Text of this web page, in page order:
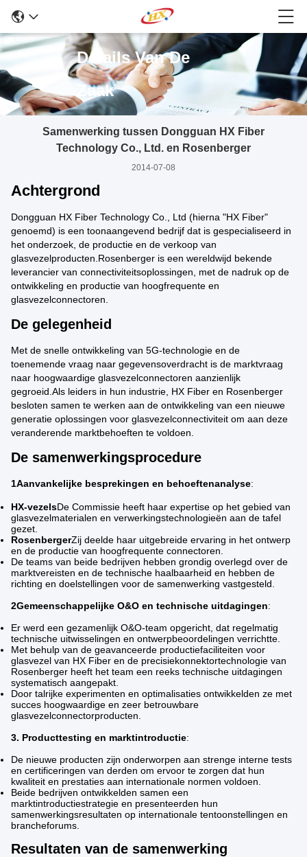
Details Van De
Zaak
Samenwerking tussen Dongguan HX Fiber
Technology Co., Ltd. en Rosenberger
2014-07-08
Achtergrond
Dongguan HX Fiber Technology Co., Ltd (hierna "HX Fiber"
genoemd) is een toonaangevend bedrijf dat is gespecialiseerd in
het onderzoek, de productie en de verkoop van
glasvezelproducten.Rosenberger is een wereldwijd bekende
leverancier van connectiviteitsoplossingen, met de nadruk op de
ontwikkeling en productie van hoogfrequente en
glasvezelconnectoren.
De gelegenheid
Met de snelle ontwikkeling van 5G-technologie en de
toenemende vraag naar gegevensoverdracht is de marktvraag
naar hoogwaardige glasvezelconnectoren aanzienlijk
gegroeid.Als leiders in hun industrie, HX Fiber en Rosenberger
besloten samen te werken aan de ontwikkeling van een nieuwe
generatie oplossingen voor glasvezelconnectiviteit om aan deze
veranderende marktbehoeften te voldoen.
De samenwerkingsprocedure
1Aanvankelijke besprekingen en behoeftenanalyse:
HX-vezelsDe Commissie heeft haar expertise op het gebied van
glasvezelmaterialen en verwerkingstechnologieën aan de tafel
gezet.
RosenbergerZij deelde haar uitgebreide ervaring in het ontwerp
en de productie van hoogfrequente connectoren.
De teams van beide bedrijven hebben grondig overlegd over de
marktvereisten en de technische haalbaarheid en hebben de
richting en doelstellingen voor de samenwerking vastgesteld.
2Gemeenschappelijke O&O en technische uitdagingen:
Er werd een gezamenlijk O&O-team opgericht, dat regelmatig
technische uitwisselingen en ontwerpbeoordelingen verrichtte.
Met behulp van de geavanceerde productiefaciliteiten voor
glasvezel van HX Fiber en de precisiekonnektortechnologie van
Rosenberger heeft het team een reeks technische uitdagingen
systematisch aangepakt.
Door talrijke experimenten en optimalisaties ontwikkelden ze met
succes hoogwaardige en zeer betrouwbare
glasvezelconnectorproducten.
3. Producttesting en marktintroductie:
De nieuwe producten zijn onderworpen aan strenge interne tests
en certificeringen van derden om ervoor te zorgen dat hun
kwaliteit en prestaties aan internationale normen voldoen.
Beide bedrijven ontwikkelden samen een
marktintroductiestrategie en presenteerden hun
samenwerkingsresultaten op internationale tentoonstellingen en
brancheforums.
Resultaten van de samenwerking